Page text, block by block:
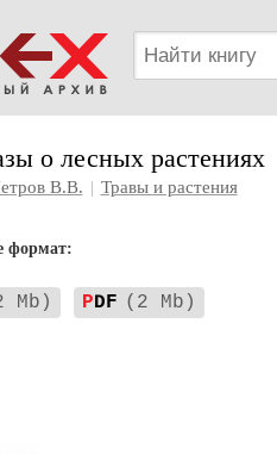
о лесных растениях
В.В. | Травы и растения
формат:
Mb) PDF (2 Mb)